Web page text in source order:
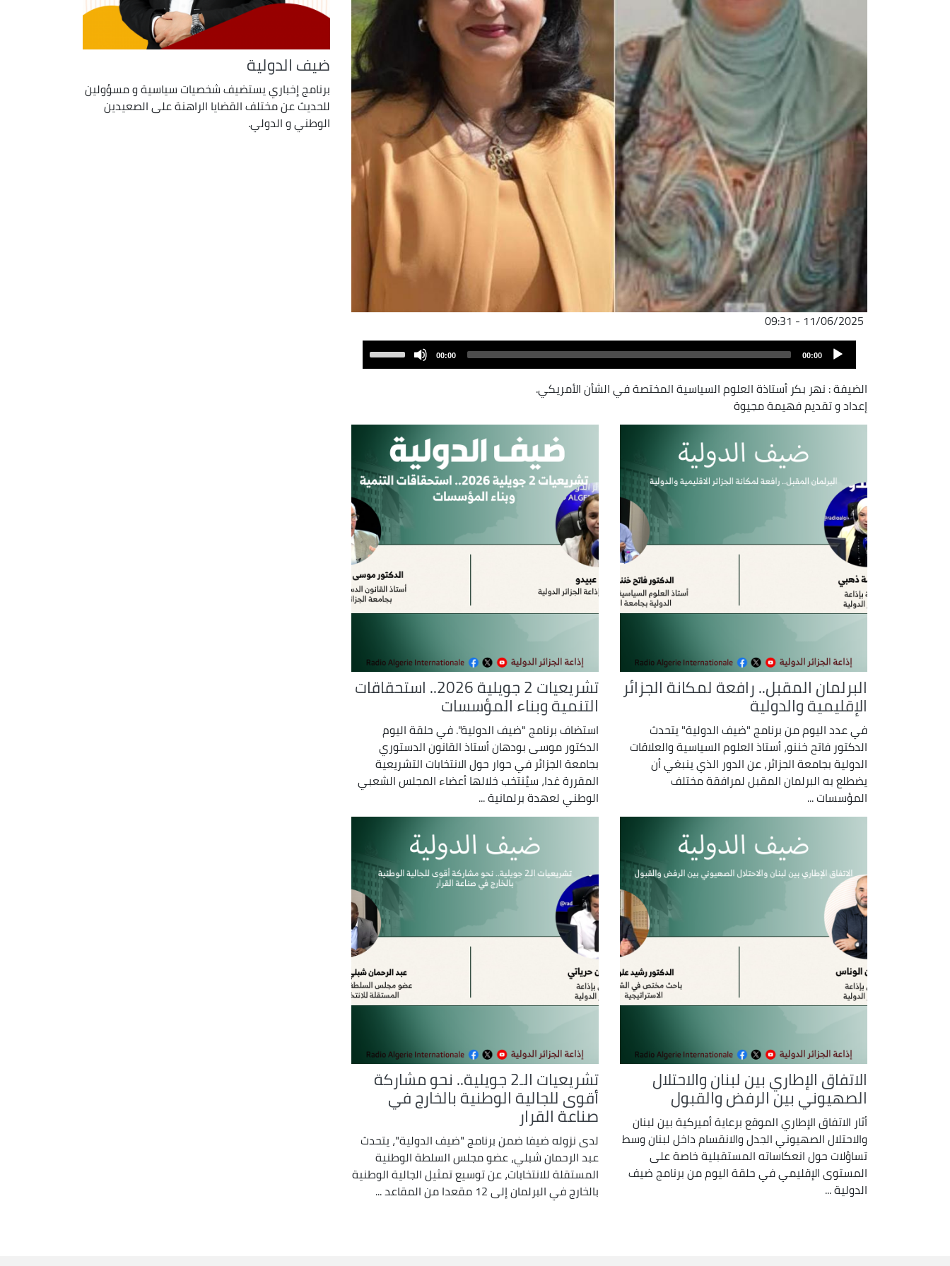
11/06/2025 - 09:31
ملف
الصوت
Audio
Player
00:00
00:00
volume.
الضيفة : نهر بكر أستاذة العلوم السياسية المختصة في الشأن الأمريكي.
إعداد و تقديم فهيمة مجيوة
البرلمان المقبل.. رافعة لمكانة الجزائر
الإقليمية والدولية
في عدد اليوم من برنامج "ضيف الدولية" يتحدث
الدكتور فاتح خننو، أستاذ العلوم السياسية والعلاقات
الدولية بجامعة الجزائر، عن الدور الذي ينبغي أن
يضطلع به البرلمان المقبل لمرافقة مختلف
المؤسسات ...
تشريعيات 2 جويلية 2026.. استحقاقات
التنمية وبناء المؤسسات
استضاف برنامج "ضيف الدولية". في حلقة اليوم
الدكتور موسى بودهان أستاذ القانون الدستوري
بجامعة الجزائر في حوار حول الانتخابات التشريعية
المقررة غدا، سيُنتخب خلالها أعضاء المجلس الشعبي
الوطني لعهدة برلمانية ...
الاتفاق الإطاري بين لبنان والاحتلال
الصهيوني بين الرفض والقبول
أثار الاتفاق الإطاري الموقع برعاية أميركية بين لبنان
والاحتلال الصهيوني الجدل والانقسام داخل لبنان وسط
تساؤلات حول انعكاساته المستقبلية خاصة على
المستوى الإقليمي في حلقة اليوم من برنامج ضيف
الدولية ...
تشريعيات الـ2 جويلية.. نحو مشاركة
أقوى للجالية الوطنية بالخارج في
صناعة القرار
لدى نزوله ضيفا ضمن برنامج "ضيف الدولية"، يتحدث
عبد الرحمان شبلي، عضو مجلس السلطة الوطنية
المستقلة للانتخابات، عن توسيع تمثيل الجالية الوطنية
بالخارج في البرلمان إلى 12 مقعدا من المقاعد ...
ضيف الدولية
برنامج إخباري يستضيف شخصيات سياسية و مسؤولين
للحديث عن مختلف القضايا الراهنة على الصعيدين
الوطني و الدولي.